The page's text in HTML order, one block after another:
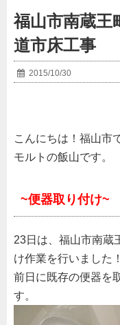
福山市南蔵王
道市床工事
2015/10/30
こんにちは！福山市
モルトの飯山です。
~便器取り付け~
23日は、福山市南蔵
け作業を行いました！
前日に既存の便器を
す。